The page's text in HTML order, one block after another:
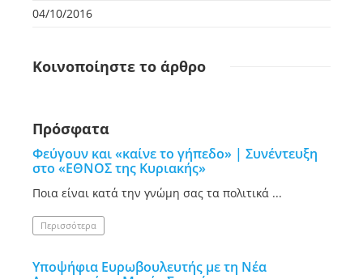
04/10/2016
Κοινοποίηστε το άρθρο
Πρόσφατα
Φεύγουν και «καίνε το γήπεδο» | Συνέντευξη
στο «ΕΘΝΟΣ της Κυριακής»
Ποια είναι κατά την γνώμη σας τα πολιτικά ...
Περισσότερα
Υποψήφια Ευρωβουλευτής με τη Νέα